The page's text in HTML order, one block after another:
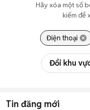
Hãy xóa một số
kiếm để
Điện thoại
Đổi khu
Tin đăng mới